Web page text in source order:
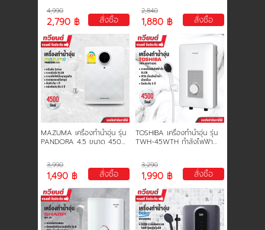
4,990
2,790 ฿ สั่งซื้อ
2,840
1,880 ฿ สั่งซื้อ
MAZUMA เครื่องทำน้ำอุ่น รุ่น
PANDORA 4.5 ขนาด 4500
3,990
1,490 ฿ สั่งซื้อ
TOSHIBA เครื่องทำน้ำอุ่น รุ่น
TWH-45WTH กำลังไฟฟ้า
3,290
1,990 ฿ สั่งซื้อ